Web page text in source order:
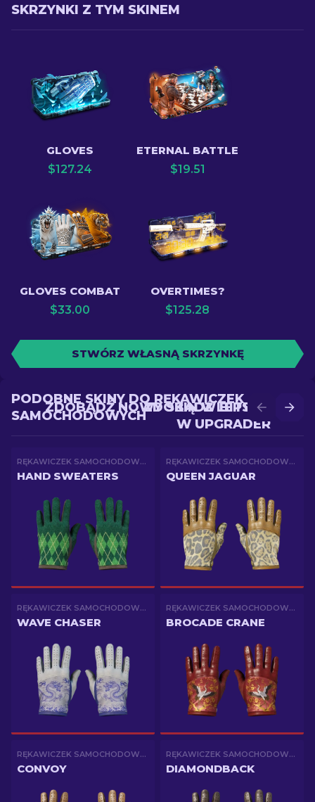
SKRZYNKI Z TYM SKINEM
GLOVES
$127.24
ETERNAL BATTLE
$19.51
GLOVES COMBAT
$33.00
OVERTIMES?
$125.28
STWÓRZ WŁASNĄ SKRZYNKĘ
ZDOBĄDŹ LEPSZY SKIN
W UPGRADER
ZDOBĄDŹ NOWY SKIN W BITWIE
PODOBNE SKINY DO RĘKAWICZEK
SAMOCHODOWYCH
RĘKAWICZEK SAMOCHODOWYCH
HAND SWEATERS
RĘKAWICZEK SAMOCHODOWYCH
QUEEN JAGUAR
RĘKAWICZEK SAMOCHODOWYCH
WAVE CHASER
RĘKAWICZEK SAMOCHODOWYCH
BROCADE CRANE
RĘKAWICZEK SAMOCHODOWYCH
CONVOY
RĘKAWICZEK SAMOCHODOWYCH
DIAMONDBACK